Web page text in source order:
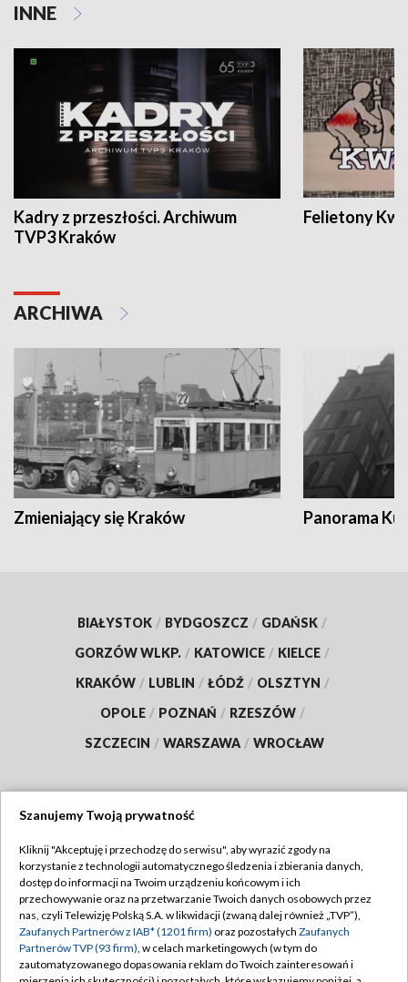
INNE
Kadry z przeszłości. Archiwum
TVP3 Kraków
Felietony
ARCHIWA
Zmieniający się Kraków Panorama
BIAŁYSTOK / BYDGOSZCZ / GDAŃSK /
GORZÓW WLKP. / KATOWICE / KIELCE /
KRAKÓW / LUBLIN / ŁÓDŹ / OLSZTYN /
OPOLE / POZNAŃ / RZESZÓW /
SZCZECIN / WARSZAWA / WROCŁAW
TVP
Abonament TVP
Emisja w TVP
Centrum informacji TVP
Regulamin TVP
Polityka prywatności
Moje zgody
Szanujemy Twoją prywatność
Kliknij "Akceptuję i przechodzę do serwisu", aby wyrazić zgody na
korzystanie z technologii automatycznego śledzenia i zbierania danych,
dostęp do informacji na Twoim urządzeniu końcowym i ich
przechowywanie oraz na przetwarzanie Twoich danych osobowych przez
nas, czyli Telewizję Polską S.A. w likwidacji (zwaną dalej również „TVP”),
Zaufanych Partnerów z IAB* (1201 firm) oraz pozostałych Zaufanych
Partnerów TVP (93 firm), w celach marketingowych (w tym do
zautomatyzowanego dopasowania reklam do Twoich zainteresowań i